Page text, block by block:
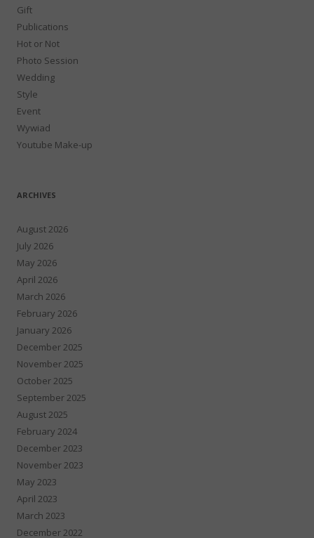
Gift
Publications
Hot or Not
Photo Session
Wedding
Style
Event
Wywiad
Youtube Make-up
ARCHIVES
August 2026
July 2026
May 2026
April 2026
March 2026
February 2026
January 2026
December 2025
November 2025
October 2025
September 2025
August 2025
February 2024
December 2023
November 2023
May 2023
April 2023
March 2023
December 2022